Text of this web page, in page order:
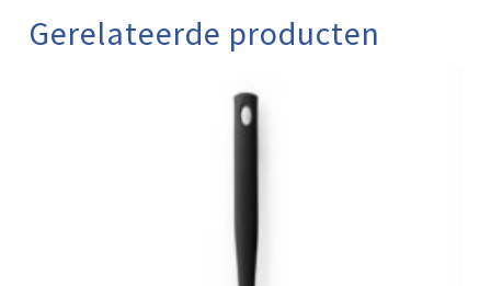
Gerelateerde producten